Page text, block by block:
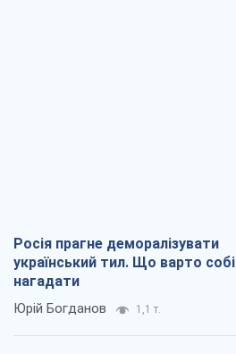
Росія прагне деморалізувати
український тил. Що варто собі
нагадати
Юрій Богданов 1,1 т.